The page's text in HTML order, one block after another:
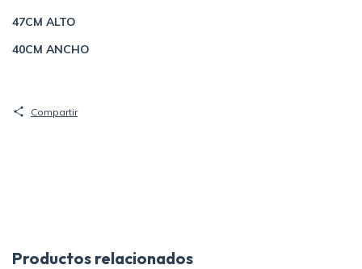
47CM ALTO
40CM ANCHO
Compartir
Productos relacionados